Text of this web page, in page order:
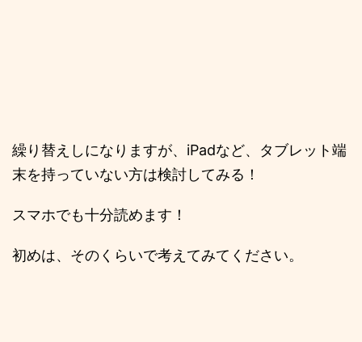
繰り替えしになりますが、iPadなど、タブレット端
末を持っていない方は検討してみる！
スマホでも十分読めます！
初めは、そのくらいで考えてみてください。